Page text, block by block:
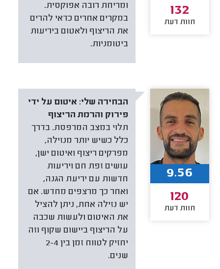
ומריחת רובה אפוקסית.
במקרים אחרים כדאי להרים
את הריצוף ולאטום ביריעות
ביטומניות.
132
חוות דעת
הבחירה שלי: איטום על ידי
פירוק והרמת הריצוף
תלוי במצב המרפסת. בדרך
כלל כשיש יותר מנזילה,
מפרקים ריצוף ואיטום ישן,
עושים זפת חם ויריעות
חדשות עם יריעת הגנה,
ואחר כך מרצפים מחדש. אם
יש נזילה אחת, ניתן להציל
את האיטום ולעשות שכבה
על הריצוף ביישום שקוף וזה
יחזיק לטווח זמן בין 2-4
שנים.
9.56
120
חוות דעת